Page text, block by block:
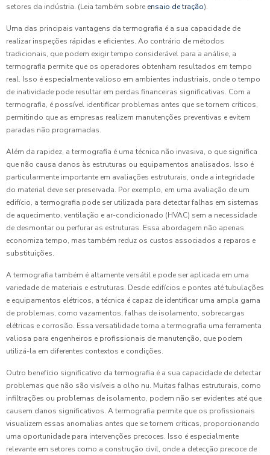
setores da indústria. (Leia também sobre ensaio de tração).
Uma das principais vantagens da termografia é a sua capacidade de
realizar inspeções rápidas e eficientes. Ao contrário de métodos
tradicionais, que podem exigir tempo considerável para a análise, a
termografia permite que os operadores obtenham resultados em tempo
real. Isso é especialmente valioso em ambientes industriais, onde o tempo
de inatividade pode resultar em perdas financeiras significativas. Com a
termografia, é possível identificar problemas antes que se tornem críticos,
permitindo que as empresas realizem manutenções preventivas e evitem
paradas não programadas.
Além da rapidez, a termografia é uma técnica não invasiva, o que significa
que não causa danos às estruturas ou equipamentos analisados. Isso é
particularmente importante em avaliações estruturais, onde a integridade
do material deve ser preservada. Por exemplo, em uma avaliação de um
edifício, a termografia pode ser utilizada para detectar falhas em sistemas
de aquecimento, ventilação e ar-condicionado (HVAC) sem a necessidade
de desmontar ou perfurar as estruturas. Essa abordagem não apenas
economiza tempo, mas também reduz os custos associados a reparos e
substituições.
A termografia também é altamente versátil e pode ser aplicada em uma
variedade de materiais e estruturas. Desde edifícios e pontes até tubulações
e equipamentos elétricos, a técnica é capaz de identificar uma ampla gama
de problemas, como vazamentos, falhas de isolamento, sobrecargas
elétricas e corrosão. Essa versatilidade torna a termografia uma ferramenta
valiosa para engenheiros e profissionais de manutenção, que podem
utilizá-la em diferentes contextos e condições.
Outro benefício significativo da termografia é a sua capacidade de detectar
problemas que não são visíveis a olho nu. Muitas falhas estruturais, como
infiltrações ou problemas de isolamento, podem não ser evidentes até que
causem danos significativos. A termografia permite que os profissionais
visualizem essas anomalias antes que se tornem críticas, proporcionando
uma oportunidade para intervenções precoces. Isso é especialmente
relevante em setores como a construção civil, onde a detecção precoce de